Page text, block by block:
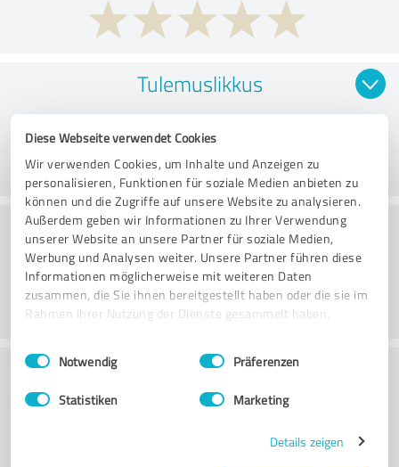
Diese Webseite verwendet Cookies
Wir verwenden Cookies, um Inhalte und Anzeigen zu
personalisieren, Funktionen für soziale Medien anbieten zu
können und die Zugriffe auf unsere Website zu analysieren.
Außerdem geben wir Informationen zu Ihrer Verwendung
unserer Website an unsere Partner für soziale Medien,
Werbung und Analysen weiter. Unsere Partner führen diese
Informationen möglicherweise mit weiteren Daten
zusammen, die Sie ihnen bereitgestellt haben oder die sie im
Rahmen Ihrer Nutzung der Dienste gesammelt haben.
Impressum Datenschutzbestimmungen
Einwilligungsauswahl
Notwendig Präferenzen
Statistiken Marketing
Details zeigen
Tulemuslikkus
Konsultatsioon
Klienditeenindus